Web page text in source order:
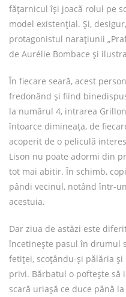
fățarnicul își joacă rolul pe
model existențial. Și,
protagonistul narațiunii
de Aurélie Bombace și
În fiecare seară, acest
fredonând și fiind
la numărul 4, intrarea
întoarce dimineața, de
acoperit de o peliculă
Lison nu poate adormi din
tot mai abitir. În schimb,
pândi vecinul, notând într-
acestuia.
Dar ziua de astăzi este
încetinește pasul în drumul
fetiței, scoțându-și pălăria
privi. Bărbatul o poftește să
scară uriașă ce duce până